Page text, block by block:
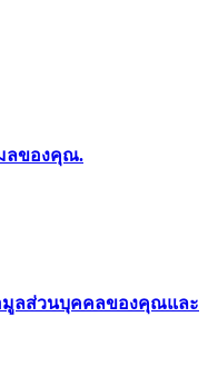
ลของคุณ.
ลส่วนบุคคลของคุณและ